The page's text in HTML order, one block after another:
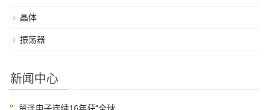
晶体
振荡器
新闻中心